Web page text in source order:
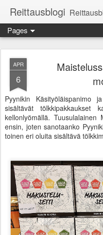
Reittausblogi Reittausblogi on raumalaisen olutharrastajan blogi.
Pages
APR
6
Pyynikin
sisältävät tölkkipakkaukset
kellonlyömällä. Tuusulalainen
ensin, joten sanotaanko
toinen eri oluita sisältävä